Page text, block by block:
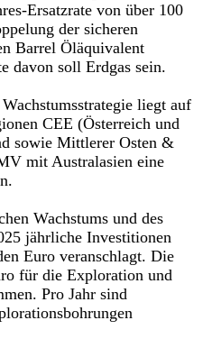
Ersatzrate von über 100
der sicheren
Barrel Öläquivalent
davon soll Erdgas sein.
liegt auf
CEE (Österreich und
sowie Mittlerer Osten &
mit Australasien eine
Wachstums und des
jährliche Investitionen
Euro veranschlagt. Die
für die Exploration und
Pro Jahr sind